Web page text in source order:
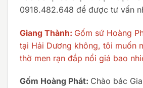
0918.482.648 để được tư vấn
Giang Thành: Gốm sứ Hoàng
tại Hải Dương không, tôi muốn
thờ men rạn đắp nổi giá bao
Gốm Hoàng Phát: Chào bác